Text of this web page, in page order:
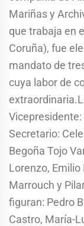
Mariñas y
que trabaja en
Coruña), fue
mandato de
cuya labor de
Secretario:
Begoña Tojo
Lorenzo,
Marrouch y
figuran: Pedro
Castro, María-